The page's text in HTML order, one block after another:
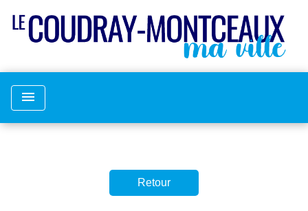
menu
Retour